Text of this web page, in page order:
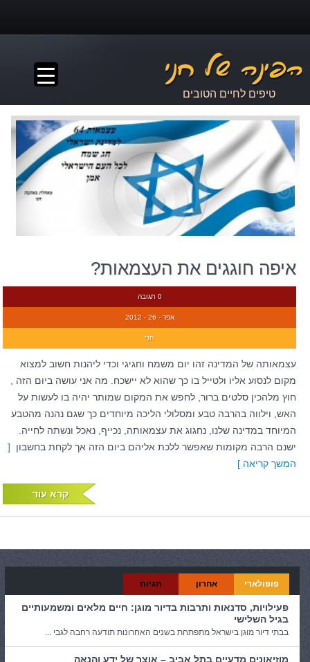
טיפים לחיים הטובים
איפה חוגגים את העצמאות?
0 תגובה
אפר - 26 - 2012
חני
עצמאותה של המדינה זהו יום משמח וחגיגי וכדי ליהנות חשוב למצוא
מקום לנסוע אליו ולטייל בו כך שהוא לא יישכח. מה אני עושה ביום הזה ,
חוץ מלהכין סלטים ברור, לחפש את המקום שמותר יהיה בו לעשות על
האש, וילווה בהרבה טבע ומסלולי הליכה מיוחדים כך שגם נהנה מהטבע
המיוחד במדינה שלנו, נחגוג את עצמאותה, נכייף, נאכל ונשתה לחייה.
ישנם הרבה מקומות שאפשר ללכת אליהם ביום הזה אך לקחת בחשבון [
המשך קריאה ]
קרא עוד
פופולארי אחרון תגיות
פעילויות, סדנאות ותרבות בדיור מוגן: חיים מלאים ומשמעותיים
בגיל השלישי
בבתי דיור מוגן בישראל מתפתחת בשנים האחרונות תודעה רחבה לגבי ...
מוזיאונים מדעיים בתל אביב – אוצר של ידע והנאה